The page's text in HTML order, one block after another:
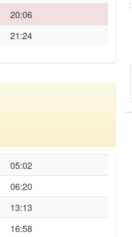
20:06
21:24
05:02
06:20
13:13
16:58